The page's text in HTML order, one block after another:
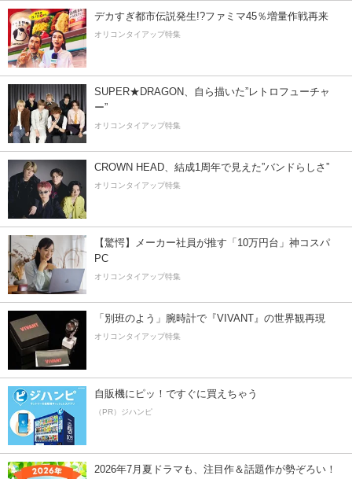
デカすぎ都市伝説発生!?ファミマ45％増量作戦再来
オリコンタイアップ特集
SUPER★DRAGON、自ら描いた”レトロフューチャ
ー”
オリコンタイアップ特集
CROWN HEAD、結成1周年で見えた”バンドらしさ”
オリコンタイアップ特集
【驚愕】メーカー社員が推す「10万円台」神コスパ
PC
オリコンタイアップ特集
「別班のよう」腕時計で『VIVANT』の世界観再現
オリコンタイアップ特集
自販機にピッ！ですぐに買えちゃう
（PR）ジハンピ
2026年7月夏ドラマも、注目作＆話題作が勢ぞろい！